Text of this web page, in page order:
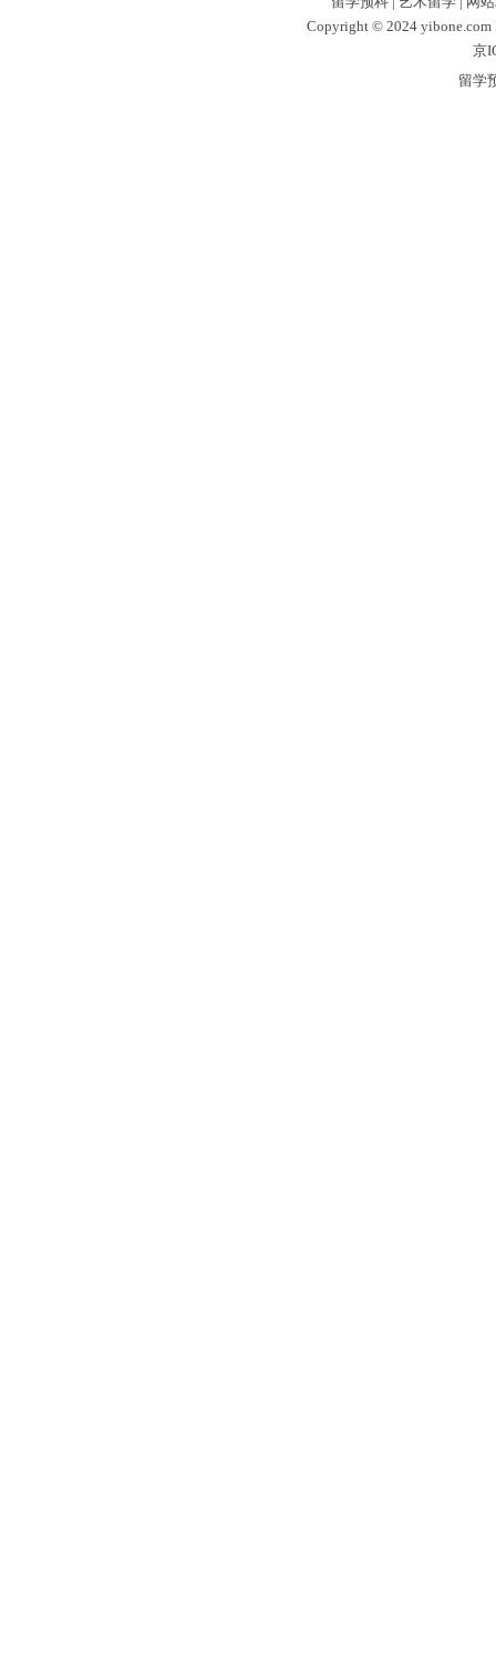
Copyright © 2024 yibone.com
京
留学